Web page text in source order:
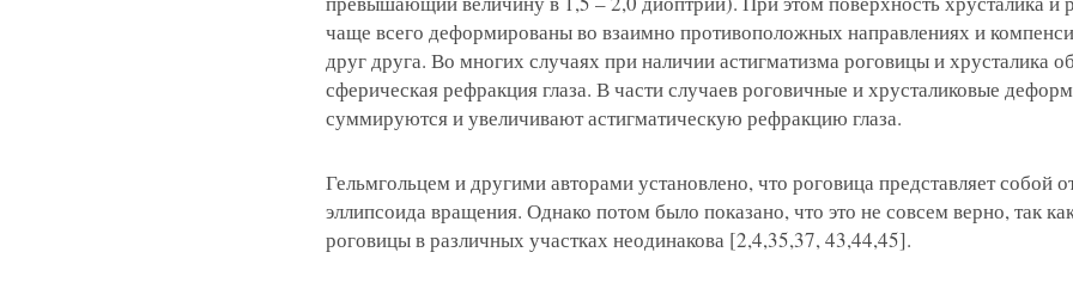
чаще всего деформированы во взаимно противоположных направлениях и
друг друга. Во многих случаях при наличии астигматизма роговицы и хрусталика
сферическая рефракция глаза. В части случаев роговичные и хрусталиковые
суммируются и увеличивают астигматическую рефракцию глаза.
Гельмгольцем и другими авторами установлено, что роговица представляет собой
эллипсоида вращения. Однако потом было показано, что это не совсем верно, так
роговицы в различных участках неодинакова [2,4,35,37, 43,44,45].